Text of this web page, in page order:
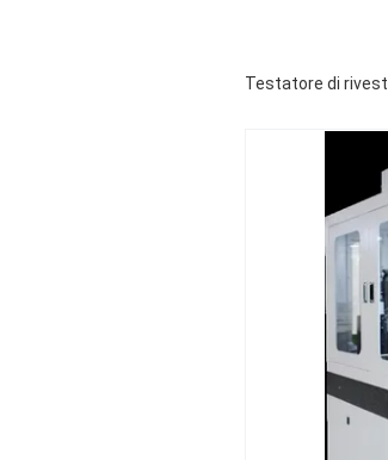
Testatore di